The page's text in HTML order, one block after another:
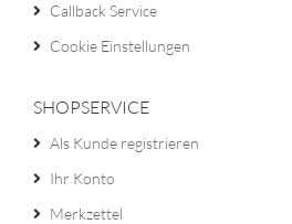
Callback Service
Cookie Einstellungen
SHOPSERVICE
Als Kunde registrieren
Ihr Konto
Merkzettel